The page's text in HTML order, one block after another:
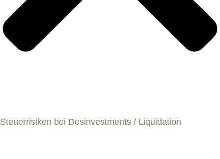
Steuerrisiken bei Desinvestments / Liquidation